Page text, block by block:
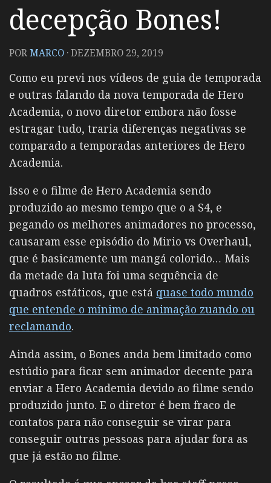
decepção Bones!
PORMARCO ·DEZEMBRO 29, 2019
Como eu previ nos vídeos de guia de temporada
e outras falando da nova temporada de Hero
Academia, o novo diretor embora não fosse
estragar tudo, traria diferenças negativas se
comparado a temporadas anteriores de Hero
Academia.
Isso e o filme de Hero Academia sendo
produzido ao mesmo tempo que o a S4, e
pegando os melhores animadores no processo,
causaram esse episódio do Mirio vs Overhaul,
que é basicamente um mangá colorido… Mais
da metade da luta foi uma sequência de
quadros estáticos, que está quase todo mundo
que entende o mínimo de animação zuando ou
reclamando.
Ainda assim, o Bones anda bem limitado como
estúdio para ficar sem animador decente para
enviar a Hero Academia devido ao filme sendo
produzido junto. E o diretor é bem fraco de
contatos para não conseguir se virar para
conseguir outras pessoas para ajudar fora as
que já estão no filme.